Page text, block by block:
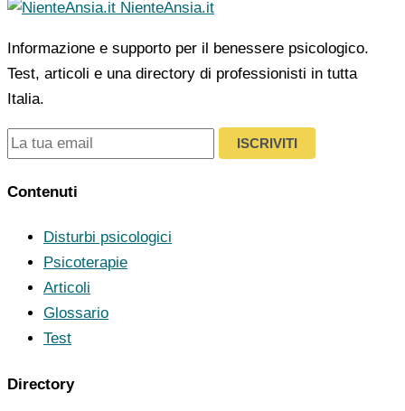
NienteAnsia.it
Informazione e supporto per il benessere psicologico.
Test, articoli e una directory di professionisti in tutta
Italia.
ISCRIVITI
Contenuti
Disturbi psicologici
Psicoterapie
Articoli
Glossario
Test
Directory